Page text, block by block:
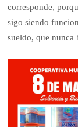
corresponde,
sigo siendo
sueldo, que nunca